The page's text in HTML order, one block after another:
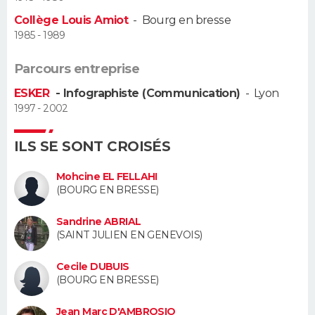
Alimentation
Guide de la santé
Maladies
Médicaments
Sommeil
VOYAGE
PHOTO
GUIDES D'ACHAT
BONS PLANS
Carte de Noël
Carte Bonne année
Carte Saint-Valentin
Carte Pâques
Carte d'anniversaire
DICTIONNAIRE
Dictionnaire
Biographies
Citations
Expressions
Proverbes
PROGRAMME TV
COPAINS D'AVANT
S'inscrire
Se connecter
Lycées
Collèges
Primaires
Universités
Entreprises
Service militaire
Avis de recherche
AVIS DE DÉCÈS
Collège Louis Amiot- Bourg en bresse
1985 - 1989
Parcours entreprise
ESKER - Infographiste (Communication) - Lyon
1997 - 2002
ILS SE SONT CROISÉS
Mohcine EL FELLAHI
(BOURG EN BRESSE)
Sandrine ABRIAL
(SAINT JULIEN EN GENEVOIS)
Cecile DUBUIS
(BOURG EN BRESSE)
Jean Marc D'AMBROSIO